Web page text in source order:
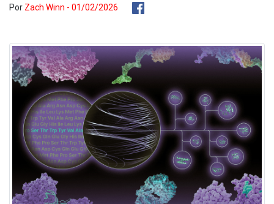
Por Zach Winn - 01/02/2026